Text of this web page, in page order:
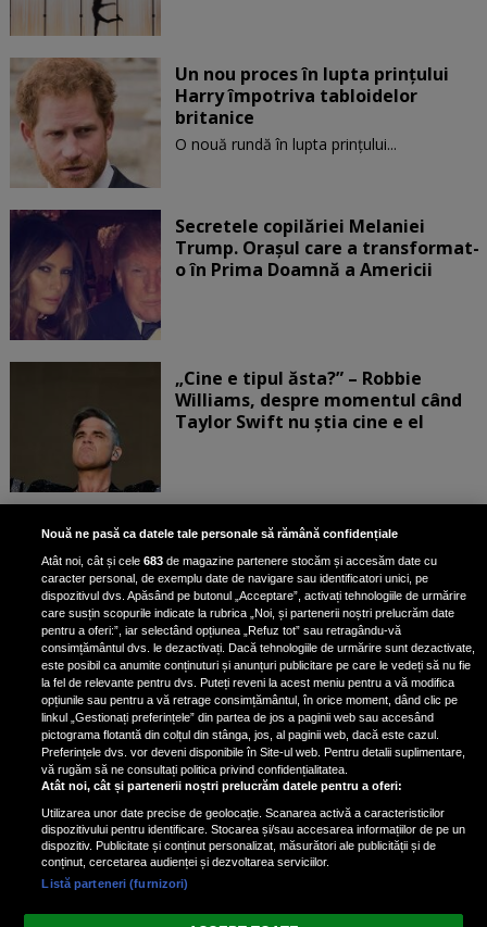
Un nou proces în lupta prinţului
Harry împotriva tabloidelor
britanice
O nouă rundă în lupta prinţului...
Secretele copilăriei Melaniei
Trump. Orașul care a transformat-
o în Prima Doamnă a Americii
„Cine e tipul ăsta?” – Robbie
Williams, despre momentul când
Taylor Swift nu știa cine e el
Bruce Dickinson, solistul trupei
Iron Maiden, şi-a arătat talentul
de scrimer la un concurs în Franţa
Nicki Minaj, acuzată de agresiune
de fostul manager: Detalii șocante
din proces
Nicki Minaj le-a lăudat pe...
Nouă ne pasă ca datele tale personale să rămână confidențiale
Atât noi, cât și cele683 de magazine partenere stocăm și accesăm date cu
caracter personal, de exemplu date de navigare sau identificatori unici, pe
dispozitivul dvs. Apăsând pe butonul „Acceptare”, activați tehnologiile de urmărire
care susțin scopurile indicate la rubrica „Noi, și partenerii noștri prelucrăm date
pentru a oferi:”, iar selectând opțiunea „Refuz tot” sau retragându-vă
consimțământul dvs. le dezactivați. Dacă tehnologiile de urmărire sunt dezactivate,
este posibil ca anumite conținuturi și anunțuri publicitare pe care le vedeți să nu fie
la fel de relevante pentru dvs. Puteți reveni la acest meniu pentru a vă modifica
opțiunile sau pentru a vă retrage consimțământul, în orice moment, dând clic pe
linkul „Gestionați preferințele” din partea de jos a paginii web sau accesând
pictograma flotantă din colțul din stânga, jos, al paginii web, dacă este cazul.
Preferințele dvs. vor deveni disponibile în Site-ul web. Pentru detalii suplimentare,
vă rugăm să ne consultați politica privind confidențialitatea.
Atât noi, cât și partenerii noștri prelucrăm datele pentru a oferi:
Utilizarea unor date precise de geolocație. Scanarea activă a caracteristicilor
dispozitivului pentru identificare. Stocarea și/sau accesarea informațiilor de pe un
dispozitiv. Publicitate și conținut personalizat, măsurători ale publicității și de
conținut, cercetarea audienței și dezvoltarea serviciilor.
Listă parteneri (furnizori)